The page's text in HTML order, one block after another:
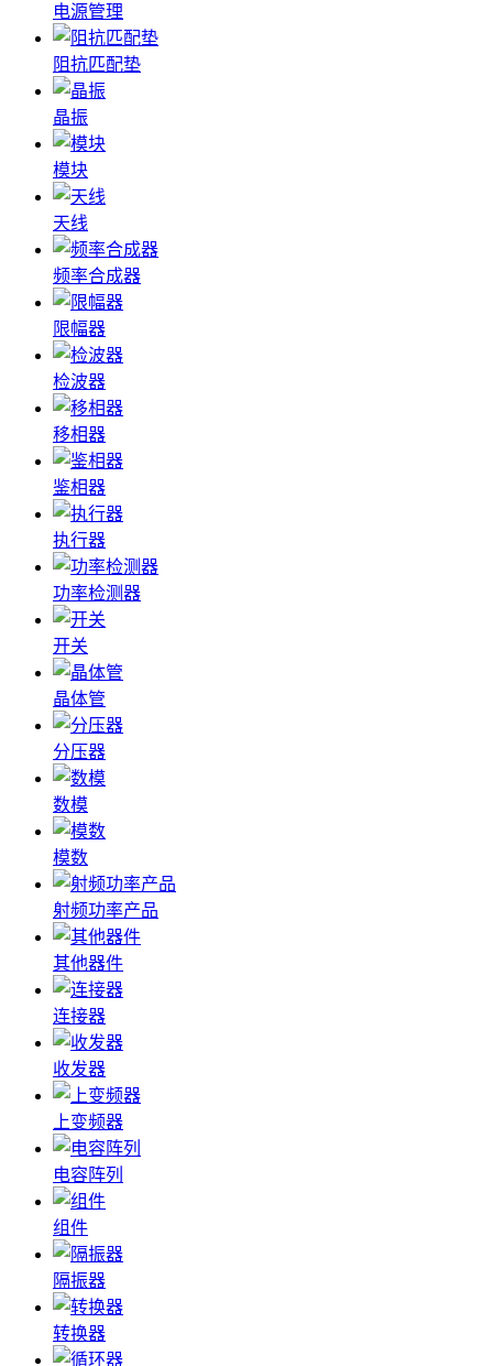
电源管理
阻抗匹配垫
晶振
模块
天线
频率合成器
限幅器
检波器
移相器
鉴相器
执行器
功率检测器
开关
晶体管
分压器
数模
模数
射频功率产品
其他器件
连接器
收发器
上变频器
电容阵列
组件
隔振器
转换器